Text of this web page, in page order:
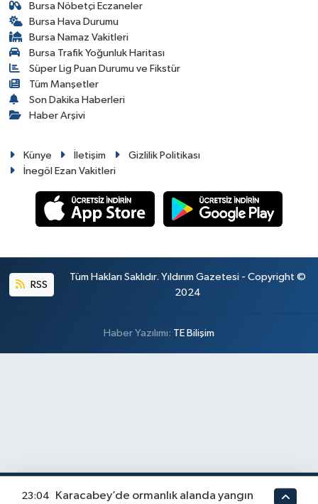
Bursa Nöbetçi Eczaneler
Bursa Hava Durumu
Bursa Namaz Vakitleri
Bursa Trafik Yoğunluk Haritası
Süper Lig Puan Durumu ve Fikstür
Tüm Manşetler
Son Dakika Haberleri
Haber Arşivi
Künye İletişim
Gizlilik Politikası
İnegöl Ezan Vakitleri
RSS
Tüm Hakları Saklıdır. Yıldırım Gazetesi - Copyright ©
2024
Haber Yazılımı: TE Bilişim
23:04 Karacabey’de ormanlık alanda yangın